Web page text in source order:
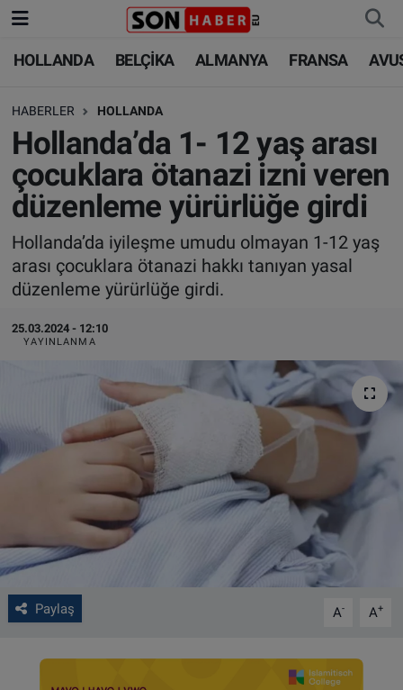
HOLLANDA BELÇİKA ALMANYA FRANSA
HABERLER HOLLANDA
Hollanda’da 1- 12 yaş arası
çocuklara ötanazi izni veren
düzenleme yürürlüğe girdi
Hollanda’da iyileşme umudu olmayan 1-12 yaş
arası çocuklara ötanazi hakkı tanıyan yasal
düzenleme yürürlüğe girdi.
25.03.2024 - 12:10
YAYINLANMA
Paylaş A- A+
HOLLANDA
BELÇİKA
ALMANYA
FRANSA
AVUSTURYA
SAĞLIK - YAŞAM
BİLİM-TEKNOLOJİ
HOLLANDA
BELÇİKA
ALMANYA
TÜRKİYE
DÜNYA
BİLİM-TEKNOLOJİ
SAĞLIK
FOTO GALERİ
VIDEO GALERİ
ALGEMENE VOORWAARDEN
CONTACT
Nöbetçi Eczaneler
Hava Durumu
Trafik Durumu
Süper Lig Puan Durumu ve Fikstür
Tüm Manşetler
Son Dakika Haberleri
Haber Arşivi